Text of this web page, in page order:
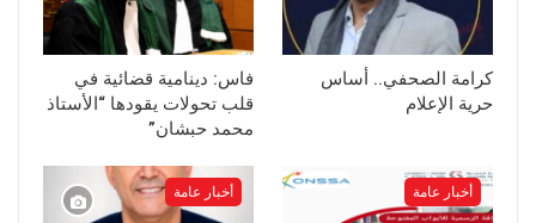
كرامة الصحفي.. أساس
حرية الإعلام
فاس: دينامية قضائية في
قلب تحولات يقودها “الأستاذ
محمد حبشان”
أخبار عامة أخبار عامة